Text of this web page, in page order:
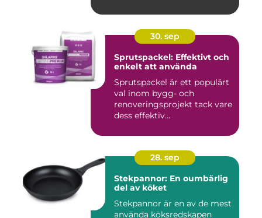
30. sep
Sprutspackel: Effektivt och
enkelt att använda
Sprutspackel är ett populärt
val inom bygg- och
renoveringsprojekt tack vare
dess effektiv...
28. sep
Stekpannor: En oumbärlig
del av köket
Stekpannor är en av de mest
använda köksredskapen